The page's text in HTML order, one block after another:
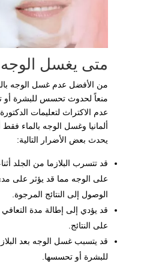
متى يغسل الوجه
من الأفضل عدم غسل الوجه
منعاً لحدوث تحسس للبشرة أو
عدم الاكتراث لتعليمات
ألمانيا وغسل الوجه بالماء فقط
يحدث بعض الأضرار التالية:
قد تتسرب البلازما من الجلد
على الوجه مما قد يؤثر على
الوصول إلى النتائج المرجوة.
قد يؤدي إلى إطالة مدة التعافي
على النتائج.
قد يتسبب غسل الوجه بعد
للبشرة أو تحسسها.